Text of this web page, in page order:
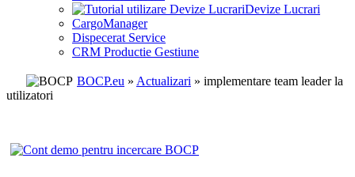
Devize Lucrari
CargoManager
Dispecerat Service
CRM Productie Gestiune
BOCP.eu » Actualizari » implementare team leader la
utilizatori